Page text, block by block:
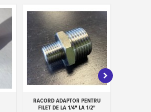
Add to cart
RACORD ADAPTOR PENTRU
FILET DE LA 1/4" LA 1/2"